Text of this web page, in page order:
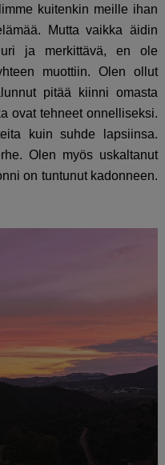
kuitenkin meille ihan
Mutta vaikka äidin
ja merkittävä, en ole
muottiin. Olen ollut
pitää kiinni omasta
ovat tehneet onnelliseksi.
kuin suhde lapsiinsa.
Olen myös uskaltanut
on tuntunut kadonneen.